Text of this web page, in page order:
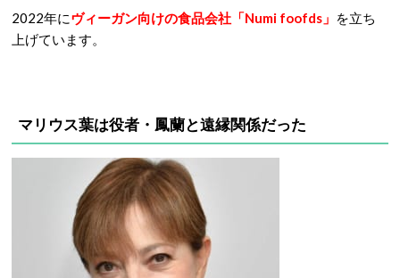
2022年にヴィーガン向けの食品会社「Numi foofds」 を立ち
上げています。
マリウス葉は役者・鳳蘭と遠縁関係だった